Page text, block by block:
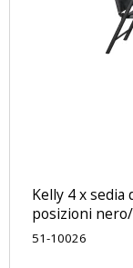
Kelly 4 x
posizioni
51-10026